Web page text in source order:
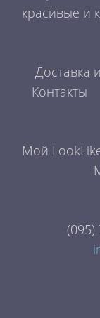
красивые и
Доставка
Контакты
Мой
(095)